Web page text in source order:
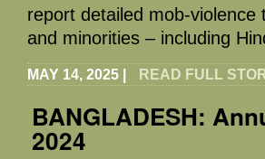
report detailed mob-violence
and minorities – including
MAY 14, 2025 READ FULL
BANGLADESH:
2024